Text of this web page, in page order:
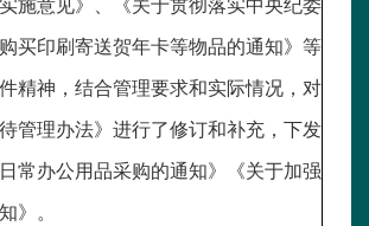
施意见》、《关于贯彻落实中央纪委
买印刷寄送贺年卡等物品的通知》等
精神，结合管理要求和实际情况，对
管理办法》进行了修订和补充，下发
常办公用品采购的通知》《关于加强
》。